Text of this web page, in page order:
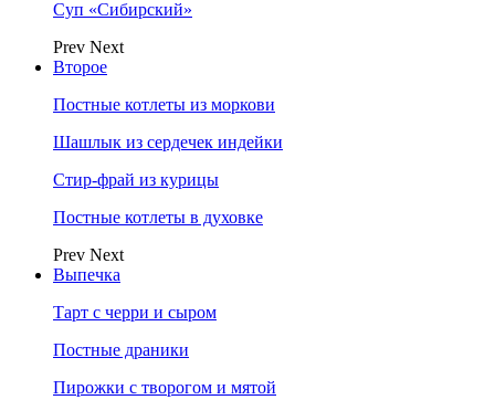
Суп «Сибирский»
Prev Next
Второе
Постные котлеты из моркови
Шашлык из сердечек индейки
Стир-фрай из курицы
Постные котлеты в духовке
Prev Next
Выпечка
Тарт с черри и сыром
Постные драники
Пирожки с творогом и мятой